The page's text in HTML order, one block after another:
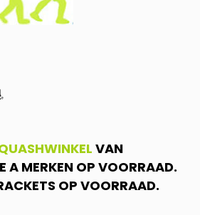
VAN
A MERKEN OP VOORRAAD.
OP VOORRAAD.